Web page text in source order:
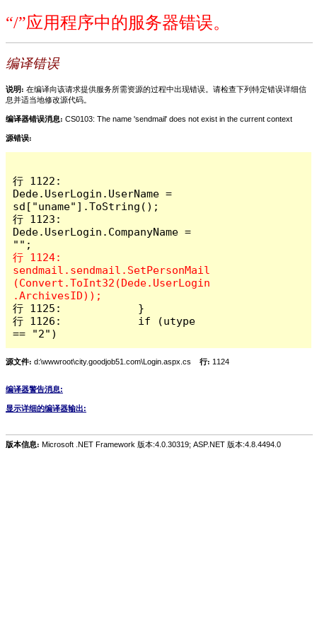
“/”应用程序中的服务器错误。
编译错误
说明: 在编译向该请求提供服务所需资源的过程中出现错误。请检查下列特定错误详细信
息并适当地修改源代码。
编译器错误消息: CS0103: The name 'sendmail' does not exist in the current context
源错误:
行 1122:
Dede.UserLogin.UserName =
sd["uname"].ToString();
行 1123:
Dede.UserLogin.CompanyName =
行 1124:
sendmail.sendmail.SetPersonMail
(Convert.ToInt32(Dede.UserLogin
行 1125:            }
行 1126:            if (utype
== "2")
源文件: d:\wwwroot\city.goodjob51.com\Login.aspx.cs 行: 1124
编译器警告消息:
显示详细的编译器输出:
版本信息: Microsoft .NET Framework 版本:4.0.30319; ASP.NET 版本:4.8.4494.0